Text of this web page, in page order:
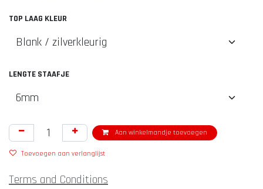
TOP LAAG KLEUR
LENGTE STAAFJE
Aan winkelmandje toevoegen
Toevoegen aan verlanglijst
Terms and Conditions